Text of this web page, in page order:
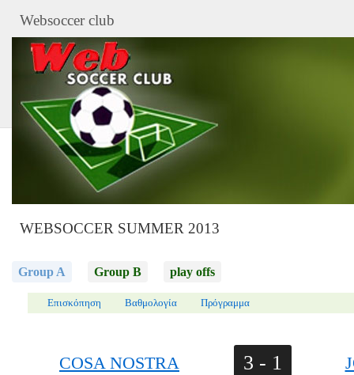
Websoccer club
WEBSOCCER SUMMER 2013
Group A Group B play offs
Επισκόπηση Βαθμολογία Πρόγραμμα
COSA NOSTRA 3 - 1